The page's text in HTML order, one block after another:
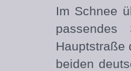
Im Schnee
Hauptstraße
beiden